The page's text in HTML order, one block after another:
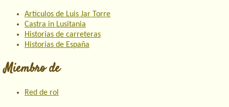
Artículos de Luis Jar Torre
Castra in Lusitania
Historias de carreteras
Historias de España
Miembro de
Red de rol